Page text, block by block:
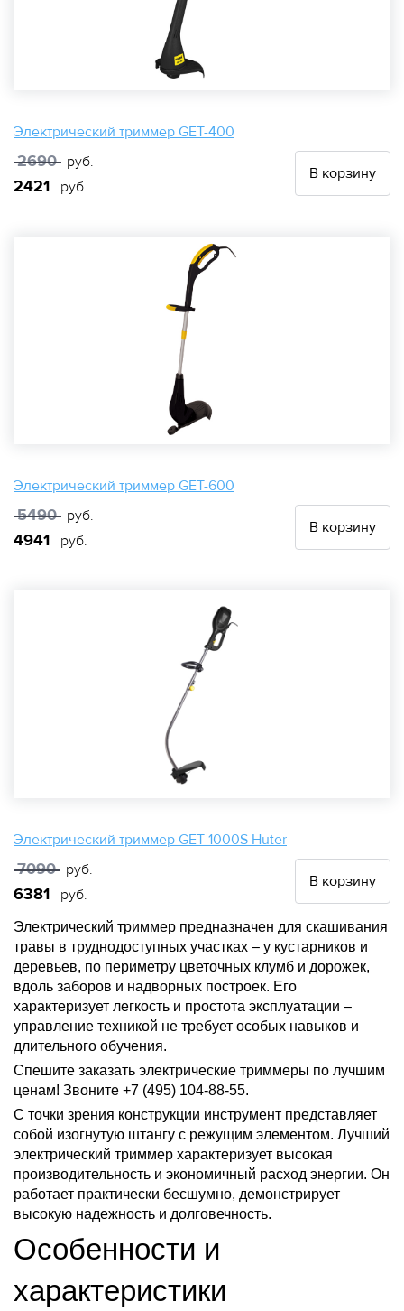
Электрический триммер GET-400
2690 руб.
2421 руб.
В корзину
Электрический триммер GET-600
5490 руб.
4941 руб.
В корзину
Электрический триммер GET-1000S Huter
7090 руб.
6381 руб.
В корзину
Электрический триммер предназначен для скашивания
травы в труднодоступных участках – у кустарников и
деревьев, по периметру цветочных клумб и дорожек,
вдоль заборов и надворных построек. Его
характеризует легкость и простота эксплуатации –
управление техникой не требует особых навыков и
длительного обучения.
Спешите заказать электрические триммеры по лучшим
ценам! Звоните +7 (495) 104-88-55.
С точки зрения конструкции инструмент представляет
собой изогнутую штангу с режущим элементом. Лучший
электрический триммер характеризует высокая
производительность и экономичный расход энергии. Он
работает практически бесшумно, демонстрирует
высокую надежность и долговечность.
Особенности и
характеристики